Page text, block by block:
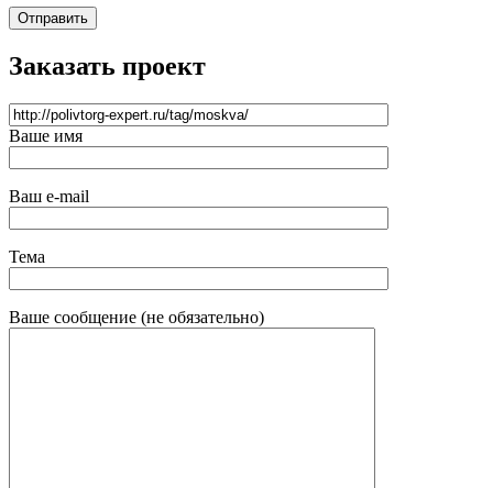
Отправить
Заказать проект
Ваше имя
Ваш e-mail
Тема
Ваше сообщение (не обязательно)